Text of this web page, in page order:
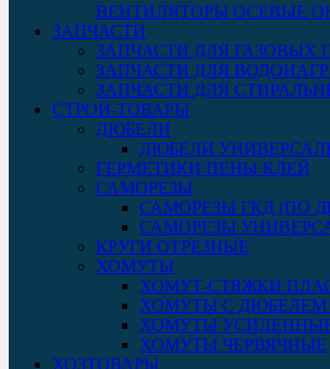
ВЕНТИЛЯТОРЫ ОСЕВЫЕ
ЗАПЧАСТИ
ЗАПЧАСТИ ДЛЯ ГАЗОВЫХ
ЗАПЧАСТИ ДЛЯ
ЗАПЧАСТИ ДЛЯ
СТРОЙ-ТОВАРЫ
ДЮБЕЛИ
ДЮБЕЛИ
ГЕРМЕТИКИ ПЕНЫ КЛЕЙ
САМОРЕЗЫ
САМОРЕЗЫ ГКД (ПО
САМОРЕЗЫ
КРУГИ ОТРЕЗНЫЕ
ХОМУТЫ
ХОМУТ-СТЯЖКИ
ХОМУТЫ С
ХОМУТЫ
ХОМУТЫ ЧЕРВЯЧНЫЕ
ХОЗТОВАРЫ